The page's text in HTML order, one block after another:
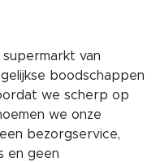
van
boodschappen
we scherp op
we onze
bezorgservice,
en geen